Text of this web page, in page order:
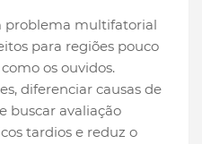
problema multifatorial
para regiões pouco
os ouvidos.
diferenciar causas de
buscar avaliação
tardios e reduz o